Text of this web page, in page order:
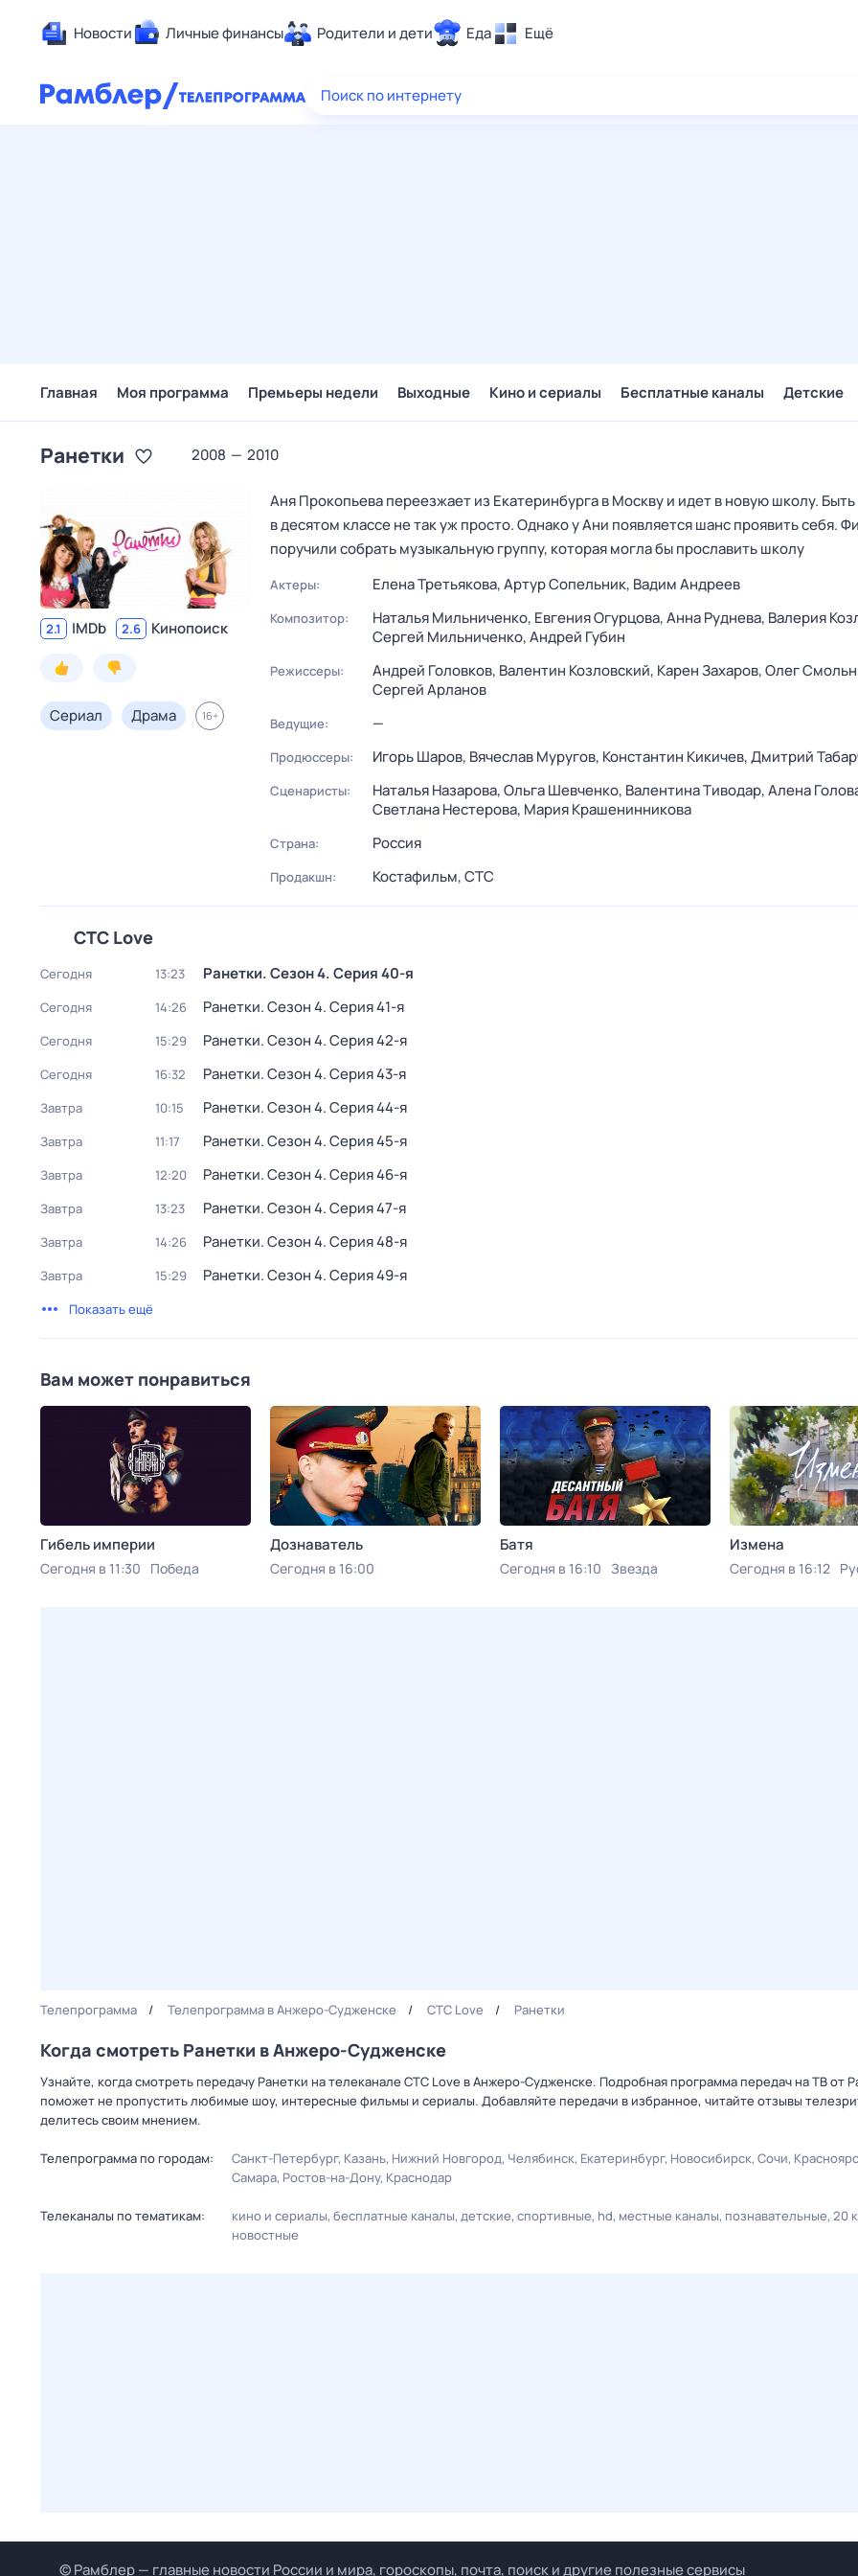
Новости Личные финансы Родители и дети Еда Ещё
Здоровье
Поиск по интернету
Главная Моя программа Премьеры недели Выходные Кино и сериалы Бесплатные каналы Детские
Ранетки 2008 — 2010
2.1 IMDb 2.6 Кинопоиск
Сериал Драма 16+
Аня Прокопьева переезжает из Екатеринбурга в Москву и идет в новую школу.
в десятом классе не так уж просто. Однако у Ани появляется шанс проявить себя.
поручили собрать музыкальную группу, которая могла бы прославить школу
Актеры: Елена Третьякова,Артур Сопельник, Вадим Андреев
Композитор: Наталья Мильниченко, Евгения Огурцова,Анна Руднева, Валерия
Сергей Мильниченко,Андрей Губин
Режиссеры: Андрей Головков, Валентин Козловский, Карен Захаров,Олег
Сергей Арланов
Ведущие: —
Продюссеры: Игорь Шаров, Вячеслав Муругов, Константин Кикичев,Дмитрий
Сценаристы: Наталья Назарова,Ольга Шевченко, Валентина Тиводар,Алена
Светлана Нестерова, Мария Крашенинникова
Страна: Россия
Продакшн: Костафильм,СТС
СТС Love
Сегодня 13:23 Ранетки. Сезон 4. Серия 40-я
Сегодня 14:26 Ранетки. Сезон 4. Серия 41-я
Сегодня 15:29 Ранетки. Сезон 4. Серия 42-я
Сегодня 16:32 Ранетки. Сезон 4. Серия 43-я
Завтра 10:15 Ранетки. Сезон 4. Серия 44-я
Завтра 11:17 Ранетки. Сезон 4. Серия 45-я
Завтра 12:20 Ранетки. Сезон 4. Серия 46-я
Завтра 13:23 Ранетки. Сезон 4. Серия 47-я
Завтра 14:26 Ранетки. Сезон 4. Серия 48-я
Завтра 15:29 Ранетки. Сезон 4. Серия 49-я
Показать ещё
Вам может понравиться
Гибель империи
Сегодня в 11:30 Победа
Дознаватель
Сегодня в 16:00
Батя
Сегодня в 16:10 Звезда
Измена
Сегодня в 16:12
Телепрограмма Телепрограмма в Анжеро-Судженске СТС Love Ранетки
Когда смотреть Ранетки в Анжеро-Судженске
Узнайте, когда смотреть передачу Ранетки на телеканале СТС Love в Анжеро-Судженске. Подробная программа передач на ТВ от
поможет не пропустить любимые шоу, интересные фильмы и сериалы. Добавляйте передачи в избранное, читайте отзывы
делитесь своим мнением.
Телепрограмма по городам: Санкт-Петербург Казань Нижний Новгород Челябинск Екатеринбург Новосибирск Сочи
Самара Ростов-на-Дону Краснодар
Телеканалы по тематикам: кино и сериалы бесплатные каналы детские спортивные hd местные каналы познавательные 20
новостные
© Рамблер — главные новости России и мира, гороскопы, почта, поиск и другие полезные сервисы